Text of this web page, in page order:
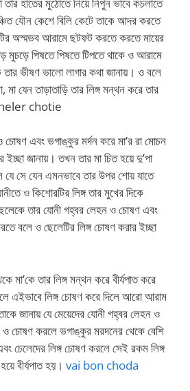
যৌন কেশে বিলি কেটে তাকে আদর করতে
অস্মভব আরামে ছটফট করতে করতে মায়ের
মুচড়ে পিষতে পিষতে টিপতে থাকে ও আরামে
ভীষণ ভালো লাগার কথা জানায়। ও বলে
যেন তাড়াতাড়ি তার লিঙ্গ মন্থন করে তার
cheler chotie
এবং ভগাঙ্কুর মর্দন করে মা’র রা মোচন
ইচ্ছা জানায়। তখন তার মা চিত হয়ে দু’পা
সে যেন এমনভাবে তার উপর শোয় যাতে
ও কিশোরটির লিঙ্গ তার মুখের দিকে
তার যোনী গহ্বর লেহন ও চোষণ এবং
বলে ও ছেলেটির লিঙ্গ চোষণ করার ইচ্ছা
মা’কে তার লিঙ্গ মন্থন করে বীর্যপাত করে
এইভাবে লিঙ্গ চোষণ করে দিলে আরো আরাম
জানায় যে মেয়েদের যোনী গহ্বর লেহন ও
চোষণ করলে ভগাঙ্কুর মরদনের থেকে বেশি
চেলেদের লিঙ্গ চোষণ করলে সেই রকম লিঙ্গ
বীর্যপাত হয়। vai bon choda